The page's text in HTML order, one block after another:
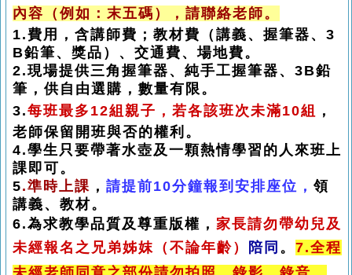
內容（例如：末五碼），請聯絡老師。
1.費用，含講師費；教材費（講義、握筆器、 3
B鉛筆、獎品）、交通費、場地費。
2.現場提供三角握筆器、純手工握筆器、 3B鉛
筆，供自由選購，數量有限。
3.每班最多12組親子， 若各該班次未滿10組
，
老師保留開班與否的權利。
4.學生只要帶著水壺及一顆熱情學習的人來班上
課即可。
5.準時上課 ， 請提前10分鐘報到安排座位， 領
講義、教材。
6.為求教學品質及尊重版權， 家長請勿帶幼兒及
未經報名之兄弟姊妺（不論年齡）
陪同 。 7.全程